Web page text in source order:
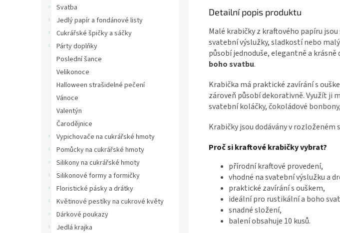
Svatba
Jedlý papír a fondánové listy
Cukrářské špičky a sáčky
Párty doplňky
Poslední šance
Velikonoce
Halloween strašidelné pečení
Vánoce
Valentýn
Čarodějnice
Vypichovače na cukrářské hmoty
Pomůcky na cukrářské hmoty
Silikony na cukrářské hmoty
Silikonové formy a formičky
Floristické pásky a drátky
Květinové pestíky na cukrové květy
Dárkové poukazy
Jedlá krajka
Detailní popis produktu
Malé krabičky z kraftového papíru
svatební výslužky, sladkostí nebo
působí jednoduše, elegantně a
boho svatbu.
Krabička má praktické zavírání s
zároveň působí dekorativně. Využít ji
svatební koláčky, čokoládové
Krabičky jsou dodávány v
Proč si kraftové krabičky vybrat?
přírodní kraftové provedení,
vhodné na svatební výslužku a
praktické zavírání s ouškem,
ideální pro rustikální a boho
snadné složení,
balení obsahuje 10 kusů.